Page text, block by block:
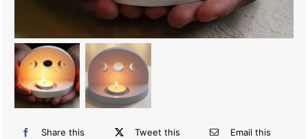
Share this Tweet this Email this